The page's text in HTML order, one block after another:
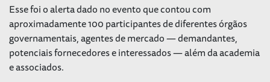
Esse foi o alerta dado no evento que contou com
aproximadamente 100 participantes de diferentes órgãos
governamentais, agentes de mercado — demandantes,
potenciais fornecedores e interessados — além da academia
e associados.